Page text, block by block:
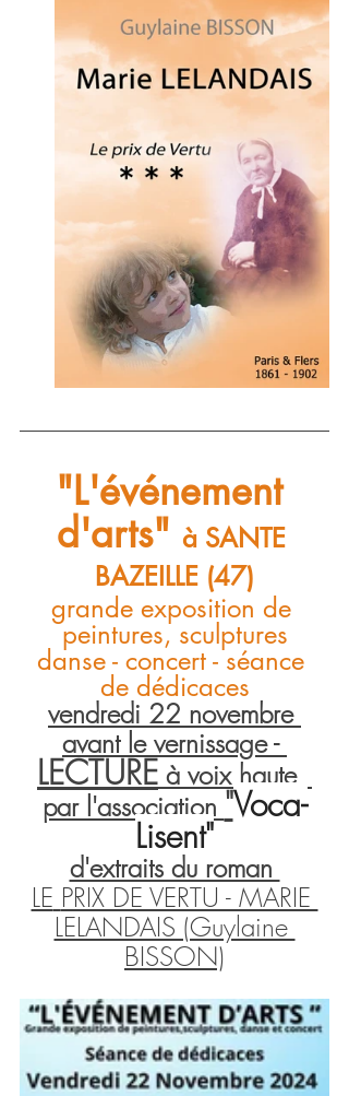
"L'événement
d'arts" à SANTE
BAZEILLE (47)
grande exposition de
peintures, sculptures
danse - concert - séance
de dédicaces
vendredi 22 novembre
avant le vernissage -
LECTURE à voix haute
par l'association "Voca-
Lisent"
d'extraits du roman
LE PRIX DE VERTU - MARIE
LELANDAIS (Guylaine
BISSON)